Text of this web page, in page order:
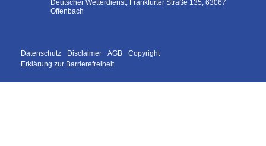
Deutscher Wetterdienst, Frankfurter Straße 135, 63067
Offenbach
Datenschutz Disclaimer AGB
Copyright
Erklärung zur Barrierefreiheit